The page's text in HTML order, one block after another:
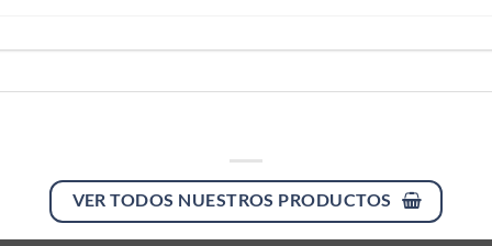
VER TODOS NUESTROS PRODUCTOS